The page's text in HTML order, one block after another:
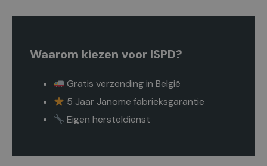
Waarom kiezen voor ISPD?
Gratis verzending in België
5 Jaar Janome fabrieksgarantie
Eigen hersteldienst